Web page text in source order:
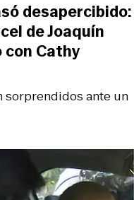
sorprendidos ante un
desapercibido:
de Joaquín
con Cathy